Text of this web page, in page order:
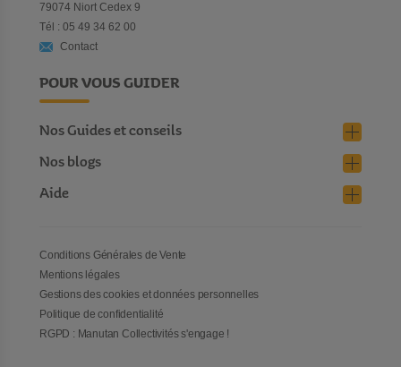
79074 Niort Cedex 9
Tél : 05 49 34 62 00
Contact
POUR VOUS GUIDER
Nos Guides et conseils
Nos blogs
Aide
Conditions Générales de Vente
Mentions légales
Gestions des cookies et données personnelles
Politique de confidentialité
RGPD : Manutan Collectivités s'engage !